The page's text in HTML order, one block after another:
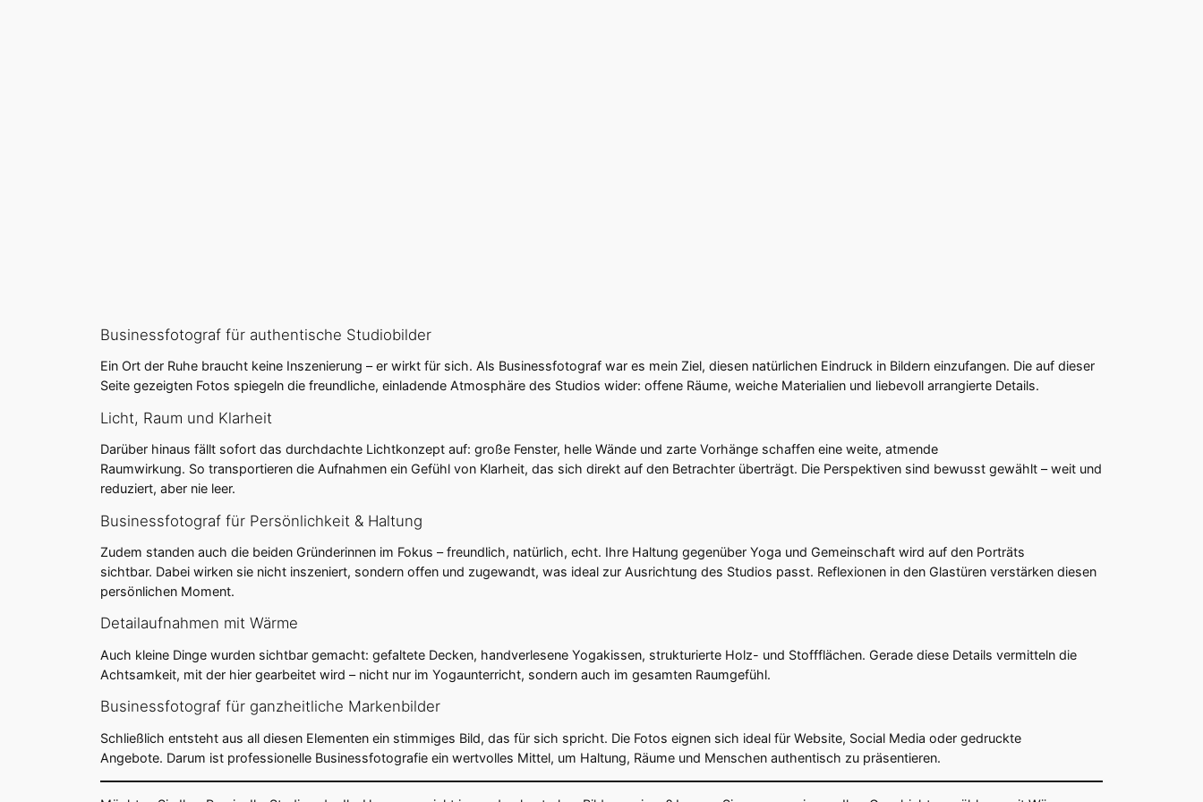
Businessfotograf für authentische Studiobilder
Ein Ort der Ruhe braucht keine Inszenierung – er wirkt für sich. Als Businessfotograf war es mein Ziel, diesen natürlichen Eindruck in Bildern einzufangen. Die auf dieser
Seite gezeigten Fotos spiegeln die freundliche, einladende Atmosphäre des Studios wider: offene Räume, weiche Materialien und liebevoll arrangierte Details.
Licht, Raum und Klarheit
Darüber hinaus fällt sofort das durchdachte Lichtkonzept auf: große Fenster, helle Wände und zarte Vorhänge schaffen eine weite, atmende
Raumwirkung. So transportieren die Aufnahmen ein Gefühl von Klarheit, das sich direkt auf den Betrachter überträgt. Die Perspektiven sind bewusst gewählt – weit und
reduziert, aber nie leer.
Businessfotograf für Persönlichkeit & Haltung
Zudem standen auch die beiden Gründerinnen im Fokus – freundlich, natürlich, echt. Ihre Haltung gegenüber Yoga und Gemeinschaft wird auf den Porträts
sichtbar. Dabei wirken sie nicht inszeniert, sondern offen und zugewandt, was ideal zur Ausrichtung des Studios passt. Reflexionen in den Glastüren verstärken diesen
persönlichen Moment.
Detailaufnahmen mit Wärme
Auch kleine Dinge wurden sichtbar gemacht: gefaltete Decken, handverlesene Yogakissen, strukturierte Holz- und Stoffflächen. Gerade diese Details vermitteln die
Achtsamkeit, mit der hier gearbeitet wird – nicht nur im Yogaunterricht, sondern auch im gesamten Raumgefühl.
Businessfotograf für ganzheitliche Markenbilder
Schließlich entsteht aus all diesen Elementen ein stimmiges Bild, das für sich spricht. Die Fotos eignen sich ideal für Website, Social Media oder gedruckte
Angebote. Darum ist professionelle Businessfotografie ein wertvolles Mittel, um Haltung, Räume und Menschen authentisch zu präsentieren.